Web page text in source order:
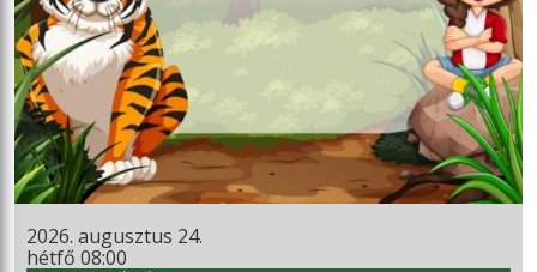
2026. augusztus 24.
hétfő 08:00